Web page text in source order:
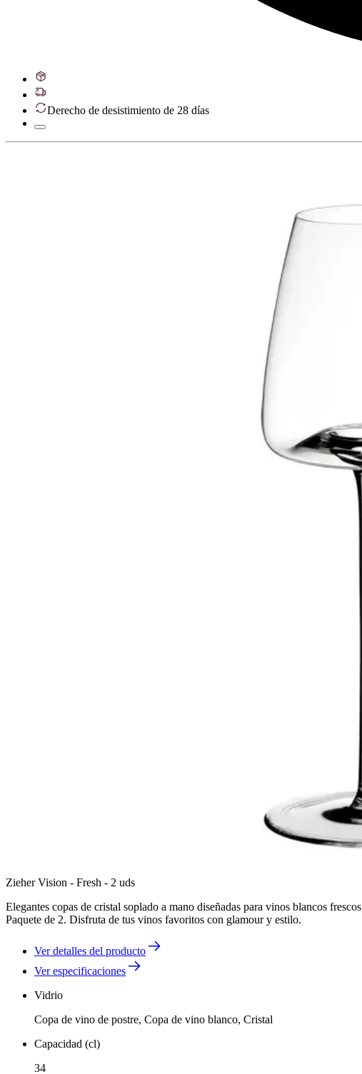
Derecho de desistimiento de 28 días
Zieher Vision - Fresh - 2 uds
Elegantes copas de cristal soplado a mano diseñadas para vinos blancos
Paquete de 2. Disfruta de tus vinos favoritos con glamour y estilo.
Ver detalles del producto
Ver especificaciones
Vidrio
Copa de vino de postre, Copa de vino blanco, Cristal
Capacidad (cl)
34